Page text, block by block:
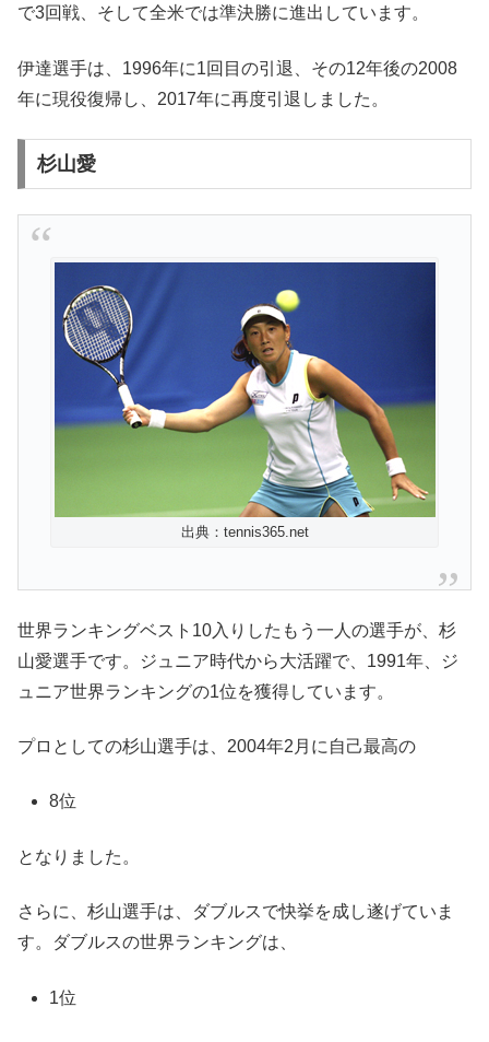
で3回戦、そして全米では準決勝に進出しています。
伊達選手は、1996年に1回目の引退、その12年後の2008
年に現役復帰し、2017年に再度引退しました。
杉山愛
出典：tennis365.net
世界ランキングベスト10入りしたもう一人の選手が、杉
山愛選手です。ジュニア時代から大活躍で、1991年、ジ
ュニア世界ランキングの1位を獲得しています。
プロとしての杉山選手は、2004年2月に自己最高の
8位
となりました。
さらに、杉山選手は、ダブルスで快挙を成し遂げていま
す。ダブルスの世界ランキングは、
1位